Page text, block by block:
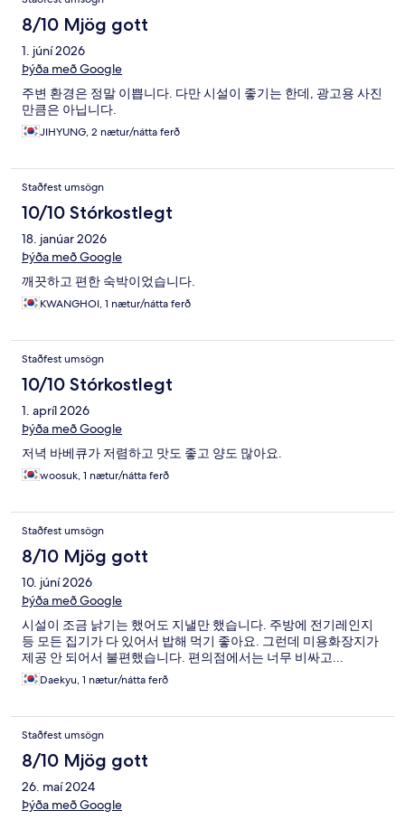
8/10 Mjög gott
1. júní 2026
Þýða með Google
주변 환경은 정말 이쁩니다. 다만 시설이 좋기는 한데, 광고용 사진
만큼은 아닙니다.
JIHYUNG, 2 nætur/nátta ferð
Staðfest umsögn
10/10 Stórkostlegt
18. janúar 2026
Þýða með Google
깨끗하고 편한 숙박이었습니다.
KWANGHOI, 1 nætur/nátta ferð
Staðfest umsögn
10/10 Stórkostlegt
1. apríl 2026
Þýða með Google
저녁 바베큐가 저렴하고 맛도 좋고 양도 많아요.
woosuk, 1 nætur/nátta ferð
Staðfest umsögn
8/10 Mjög gott
10. júní 2026
Þýða með Google
시설이 조금 낡기는 했어도 지낼만 했습니다. 주방에 전기레인지
등 모든 집기가 다 있어서 밥해 먹기 좋아요. 그런데 미용화장지가
제공 안 되어서 불편했습니다. 편의점에서는 너무 비싸고...
Daekyu, 1 nætur/nátta ferð
Staðfest umsögn
8/10 Mjög gott
26. maí 2024
Þýða með Google